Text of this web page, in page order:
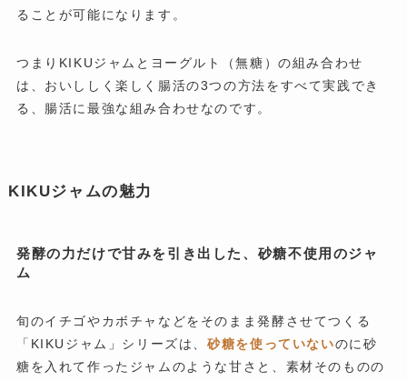
ることが可能になります。
つまりKIKUジャムとヨーグルト（無糖）の組み合わせ
は、おいししく楽しく腸活の3つの方法をすべて実践でき
る、腸活に最強な組み合わせなのです。
KIKUジャムの魅力
発酵の力だけで甘みを引き出した、砂糖不使用のジャ
ム
旬のイチゴやカボチャなどをそのまま発酵させてつくる
「KIKUジャム」シリーズは、砂糖を使っていないのに砂
糖を入れて作ったジャムのような甘さと、素材そのものの